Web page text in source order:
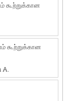
கூற்றுக்கான
கூற்றுக்கான
A.